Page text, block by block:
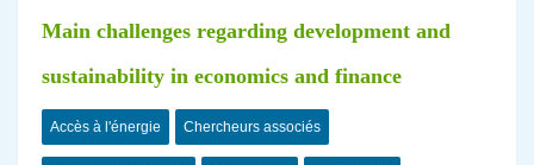
Main challenges regarding development and
sustainability in economics and finance
Accès à l'énergie Chercheurs associés